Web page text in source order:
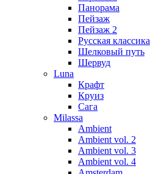
Панорама
Пейзаж
Пейзаж 2
Русская классика
Шелковый путь
Шервуд
Luna
Крафт
Круиз
Сага
Milassa
Ambient
Ambient vol. 2
Ambient vol. 3
Ambient vol. 4